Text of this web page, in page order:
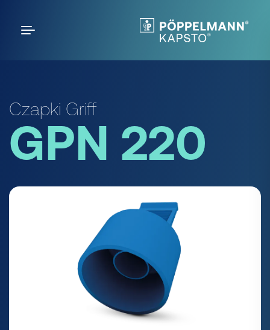
Czapki Griff
GPN 220